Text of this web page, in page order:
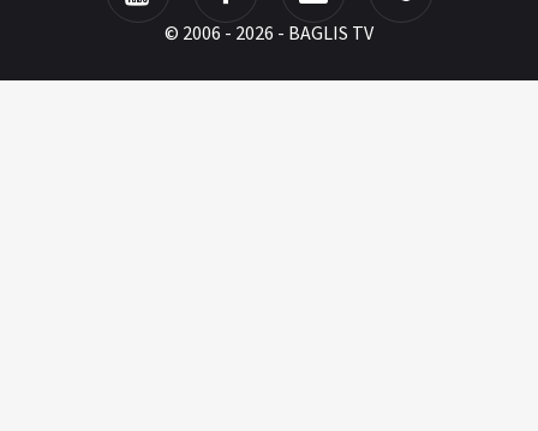
© 2006 - 2026 - BAGLIS TV